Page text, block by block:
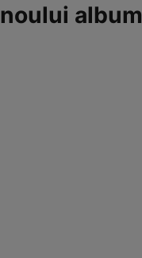
noului album